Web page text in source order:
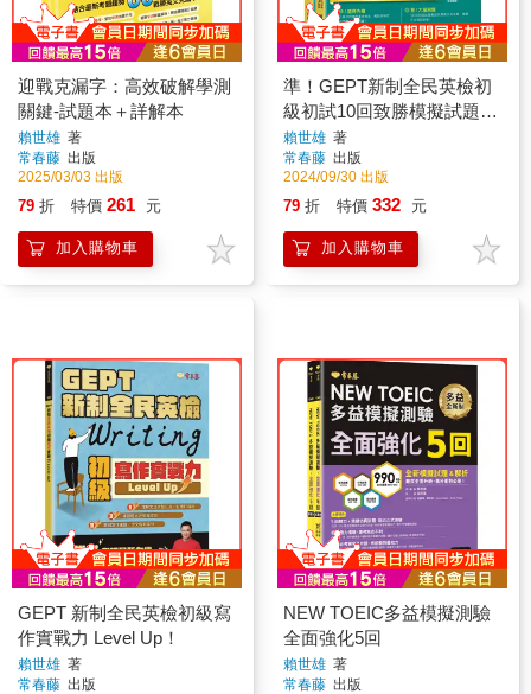
迎戰克漏字：高效破解學測
關鍵-試題本＋詳解本
賴世雄 著
常春藤 出版
2025/03/03 出版
79 折 特價 261 元
加入購物車
準！GEPT新制全民英檢初
級初試10回致勝模擬試題＋
翻譯解答(聽力&閱讀)-試題
本＋翻譯解答本＋ QR
Code線上音檔
賴世雄 著
常春藤 出版
2024/09/30 出版
79 折 特價 332 元
加入購物車
GEPT 新制全民英檢初級寫
作實戰力 Level Up！
賴世雄 著
常春藤 出版
NEW TOEIC多益模擬測驗
全面強化5回
賴世雄 著
常春藤 出版